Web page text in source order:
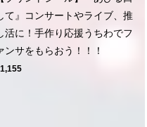
て』コンサートやライブ、推
活に！手作り応援うちわでフ
ンサをもらおう！！！